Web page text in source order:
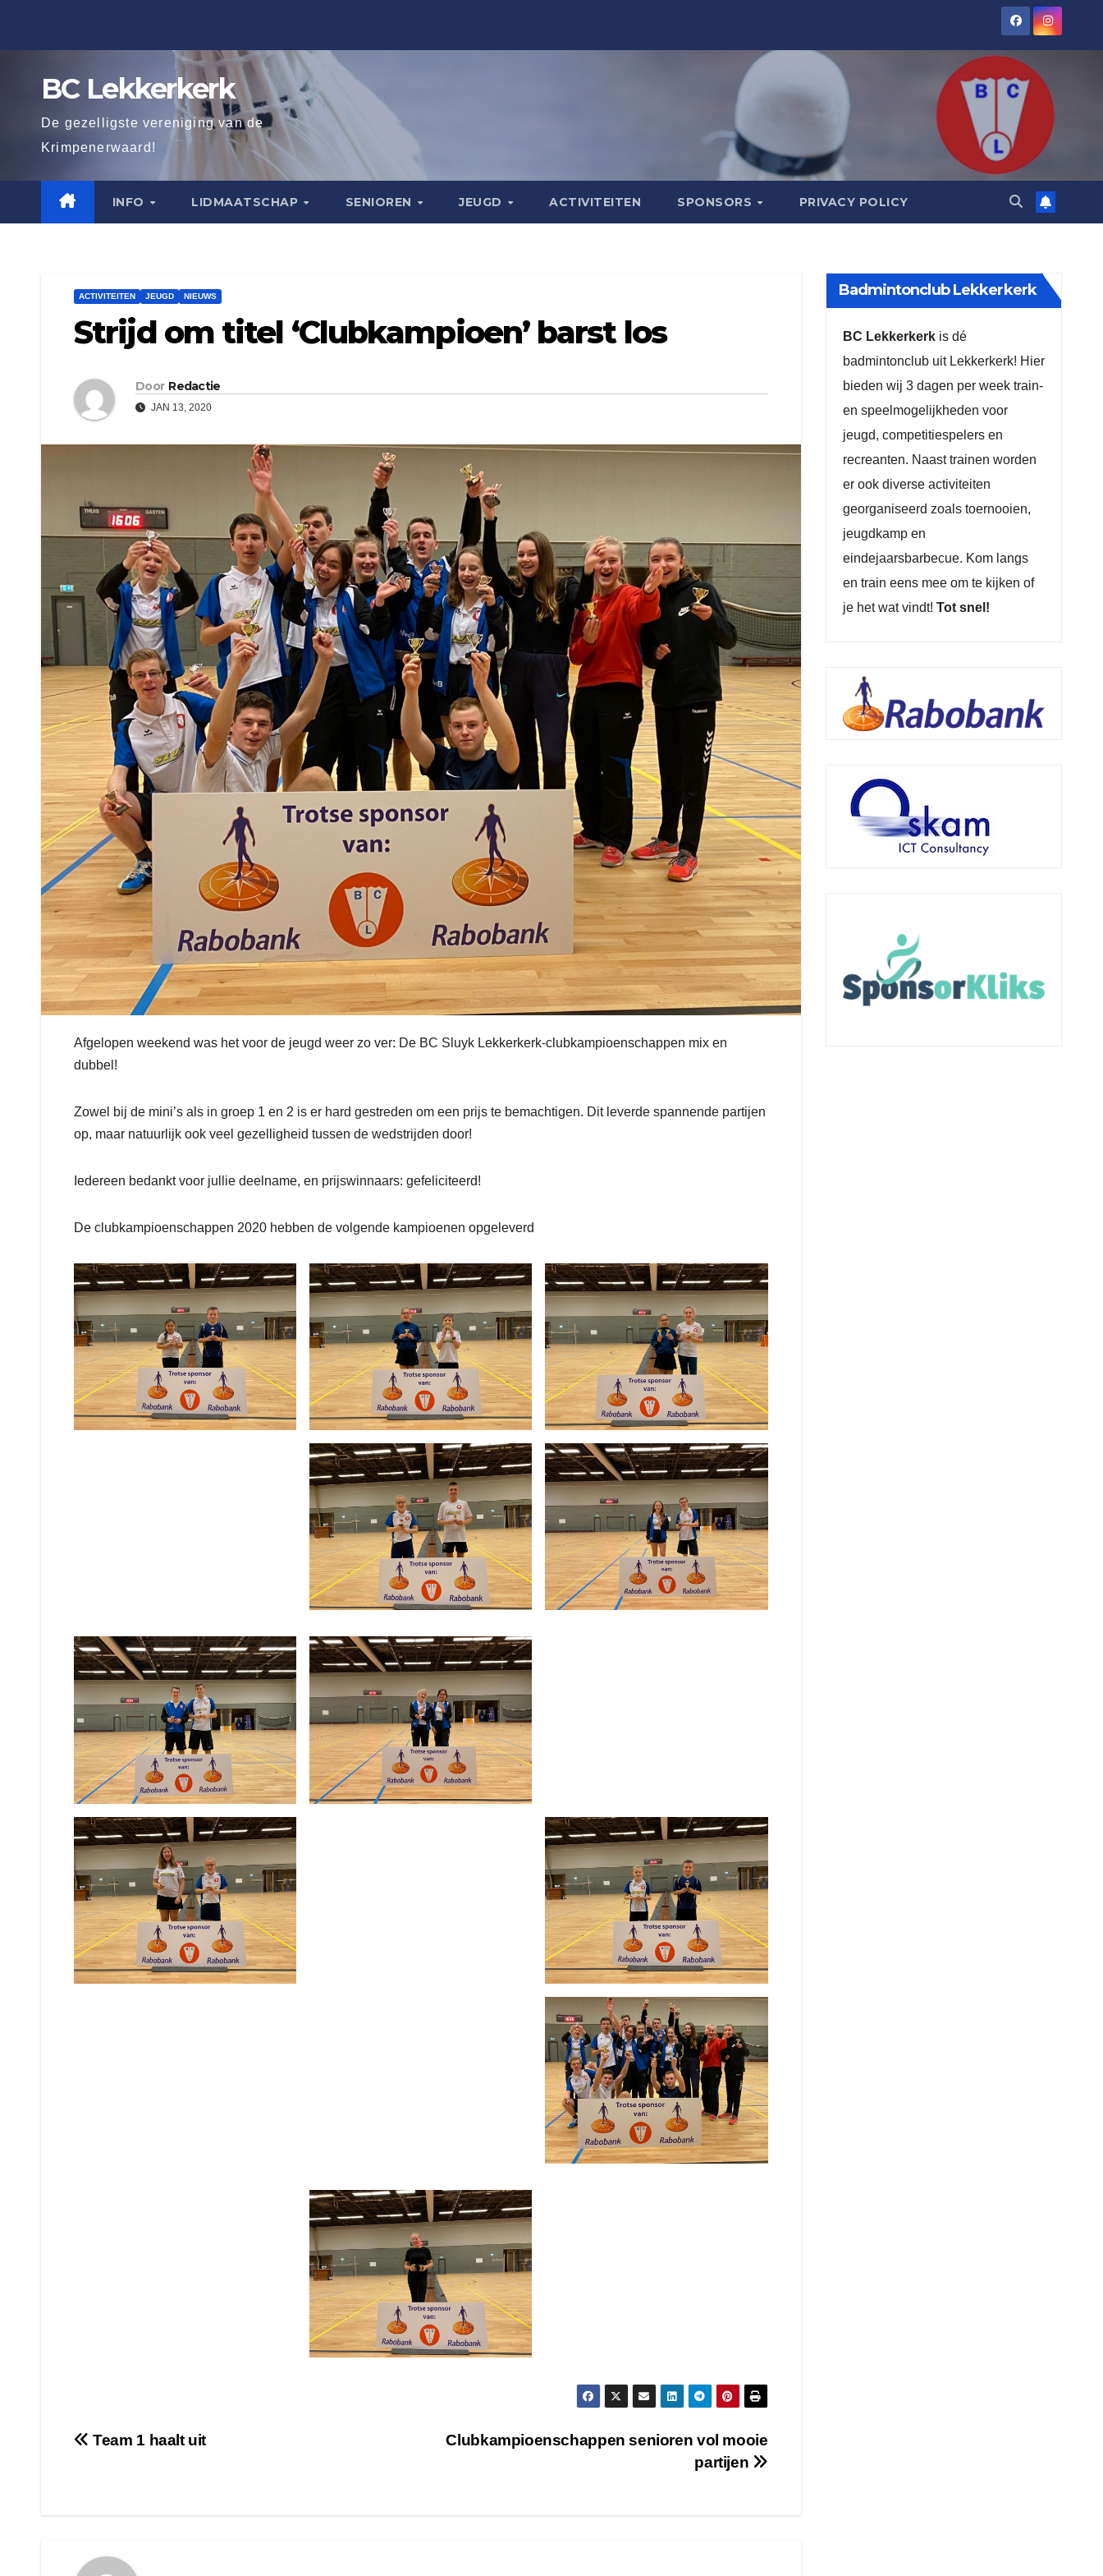
BC Lekkerkerk
De gezelligste vereniging van de
Krimpenerwaard!
INFO LIDMAATSCHAP SENIOREN JEUGD ACTIVITEITEN SPONSORS PRIVACY POLICY
ACTIVITEITEN JEUGD NIEUWS
Strijd om titel ‘Clubkampioen’ barst los
Door Redactie
JAN 13, 2020
Afgelopen weekend was het voor de jeugd weer zo ver: De BC Sluyk Lekkerkerk-clubkampioenschappen mix en
dubbel!
Zowel bij de mini’s als in groep 1 en 2 is er hard gestreden om een prijs te bemachtigen. Dit leverde spannende partijen
op, maar natuurlijk ook veel gezelligheid tussen de wedstrijden door!
Iedereen bedankt voor jullie deelname, en prijswinnaars: gefeliciteerd!
De clubkampioenschappen 2020 hebben de volgende kampioenen opgeleverd
Bericht
Clubkampioenschappen senioren vol mooie
partijen
Team 1 haalt uit
Badmintonclub Lekkerkerk
BC Lekkerkerkis dé
badmintonclub uit Lekkerkerk! Hier
bieden wij 3 dagen per week train-
en speelmogelijkheden voor
jeugd, competitiespelers en
recreanten. Naast trainen worden
er ook diverse activiteiten
georganiseerd zoals toernooien,
jeugdkamp en
eindejaarsbarbecue. Kom langs
en train eens mee om te kijken of
je het wat vindt! Tot snel!